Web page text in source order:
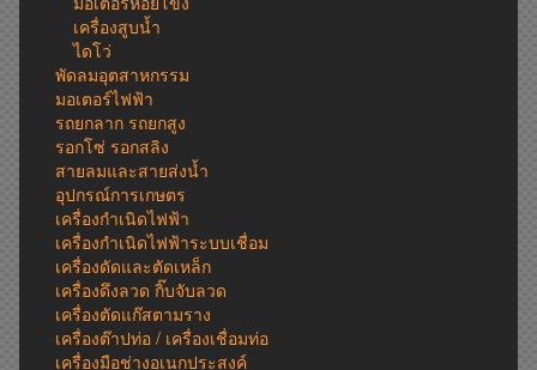
เครื่องสูบน้ำ
ไดโว่
พัดลมอุตสาหกรรม
มอเตอร์ไฟฟ้า
รถยกลาก รถยกสูง
รอกโซ่ รอกสลิง
สายลมและสายส่งน้ำ
อุปกรณ์การเกษตร
เครื่องกำเนิดไฟฟ้า
เครื่องกำเนิดไฟฟ้าระบบเชื่อม
เครื่องดัดและตัดเหล็ก
เครื่องดึงลวด กิ๊บจับลวด
เครื่องตัดแก๊สตามราง
เครื่องต๊าปท่อ / เครื่องเชื่อมท่อ
เครื่องมือช่างอเนกประสงค์